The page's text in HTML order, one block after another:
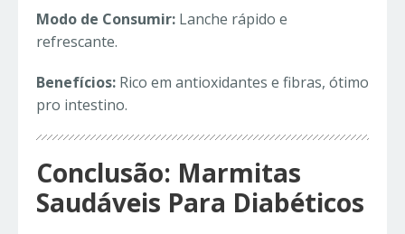
Modo de Consumir: Lanche rápido e
refrescante.
Benefícios: Rico em antioxidantes e fibras, ótimo
pro intestino.
Conclusão: Marmitas
Saudáveis Para Diabéticos